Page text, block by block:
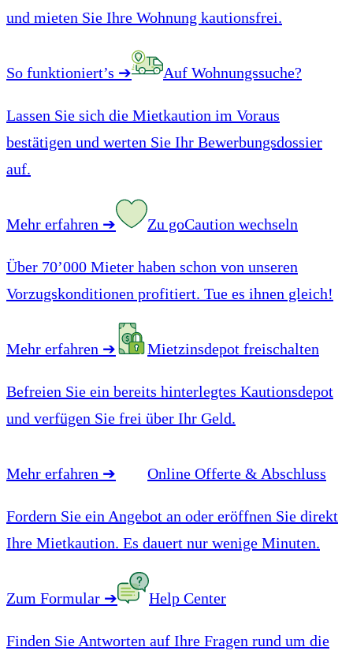
und mieten Sie Ihre Wohnung kautionsfrei.
So funktioniert’s ➔ Auf Wohnungssuche?
Lassen Sie sich die Mietkaution im Voraus
bestätigen und werten Sie Ihr Bewerbungsdossier
auf.
Mehr erfahren ➔ Zu goCaution wechseln
Über 70’000 Mieter haben schon von unseren
Vorzugskonditionen profitiert. Tue es ihnen gleich!
Mehr erfahren ➔ Mietzinsdepot freischalten
Befreien Sie ein bereits hinterlegtes Kautionsdepot
und verfügen Sie frei über Ihr Geld.
Mehr erfahren ➔ Online Offerte & Abschluss
Fordern Sie ein Angebot an oder eröffnen Sie direkt
Ihre Mietkaution. Es dauert nur wenige Minuten.
Zum Formular ➔ Help Center
Finden Sie Antworten auf Ihre Fragen rund um die